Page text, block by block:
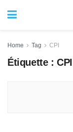
Home Tag CPI
Étiquette :CPI